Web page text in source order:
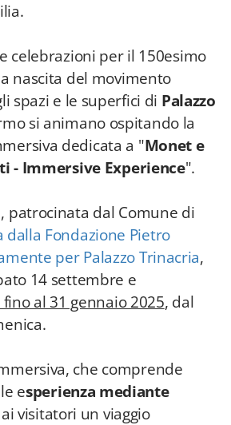
celebrazioni per il 150esimo
nascita del movimento
spazi e le superfici di Palazzo
si animano ospitando la
dedicata a "Monet e
- Immersive Experience".
patrocinata dal Comune di
dalla Fondazione Pietro
per Palazzo Trinacria,
14 settembre e
al 31 gennaio 2025, dal
che comprende
esperienza mediante
visitatori un viaggio